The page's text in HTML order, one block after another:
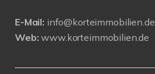
E-Mail: info@korteimmobilien.de
Web: www.korteimmobilien.de